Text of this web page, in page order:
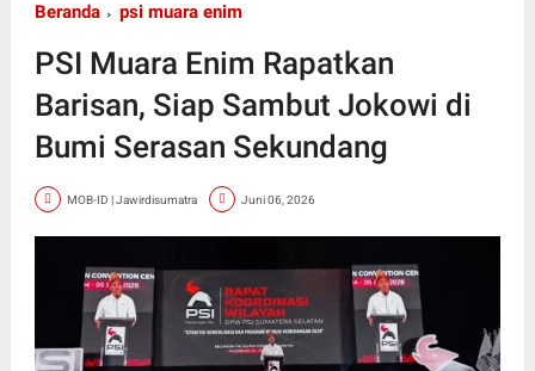
Beranda psi muara enim
PSI Muara Enim Rapatkan
Barisan, Siap Sambut Jokowi di
Bumi Serasan Sekundang
MOB-ID | Jawirdisumatra Juni 06, 2026